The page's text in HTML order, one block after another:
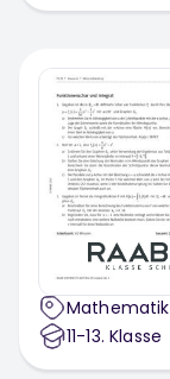
Mathematik
11-13. Klasse